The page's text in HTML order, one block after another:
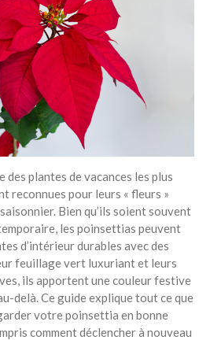
des plantes de vacances les plus
reconnues pour leurs « fleurs »
Bien qu’ils soient souvent
les poinsettias peuvent
d’intérieur durables avec des
feuillage vert luxuriant et leurs
ils apportent une couleur festive
delà. Ce guide explique tout ce que
votre poinsettia en bonne
comment déclencher à nouveau